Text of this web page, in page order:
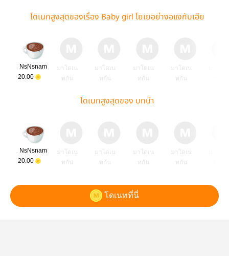
โดเนทสูงสุดของเรื่อง Baby girl โยเยอย่างอแงกับเฮีย
NsNsnam
20.00
มาโดเน
ทกัน
มาโดเน
ทกัน
มาโดเน
ทกัน
มาโดเน
ทกัน
โดเนทสูงสุดของ บทนำ
NsNsnam
20.00
มาโดเน
ทกัน
มาโดเน
ทกัน
มาโดเน
ทกัน
มาโดเน
ทกัน
โดเนทที่นี่